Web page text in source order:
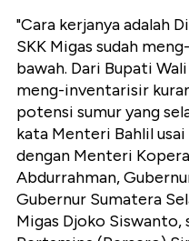
"Cara kerjanya adalah
SKK Migas sudah
bawah. Dari Bupati
meng-inventarisir
potensi sumur yang
kata Menteri Bahlil
dengan Menteri
Abdurrahman,
Gubernur Sumatera
Migas Djoko